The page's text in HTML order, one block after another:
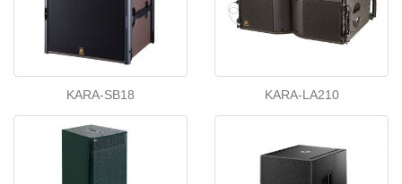
KARA-SB18 KARA-LA210